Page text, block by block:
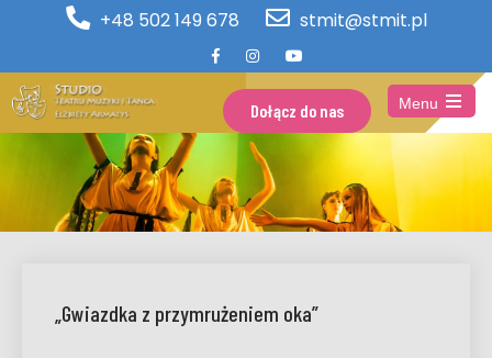
+48 502 149 678 stmit@stmit.pl
Dołącz do nas
Menu
Open
the
main
menu
„Gwiazdka z przymrużeniem oka”